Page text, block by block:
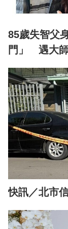
85歲失智父
門」 遇大
快訊／北市